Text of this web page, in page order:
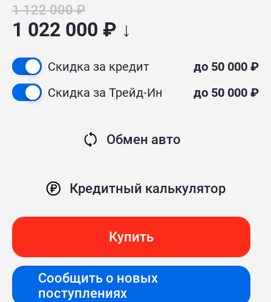
1 122 000 ₽
1 022 000 ₽ ↓
Скидка за кредит
до 50 000 ₽
Скидка за Трейд-Ин
до 50 000 ₽
Обмен авто
Кредитный калькулятор
Купить
Сообщить о новых
поступлениях